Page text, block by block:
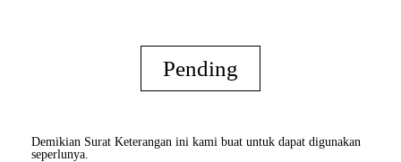
Pending
Demikian Surat Keterangan ini kami buat untuk dapat digunakan
seperlunya.